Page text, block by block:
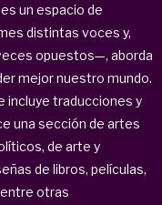
un espacio de
distintas voces y,
opuestos—, aborda
mejor nuestro mundo.
incluye traducciones y
una sección de artes
de arte y
de libros, películas,
otras